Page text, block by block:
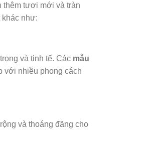
thêm tươi mới và tràn
như:
và tinh tế. Các mẫu
với nhiều phong cách
và thoáng đãng cho